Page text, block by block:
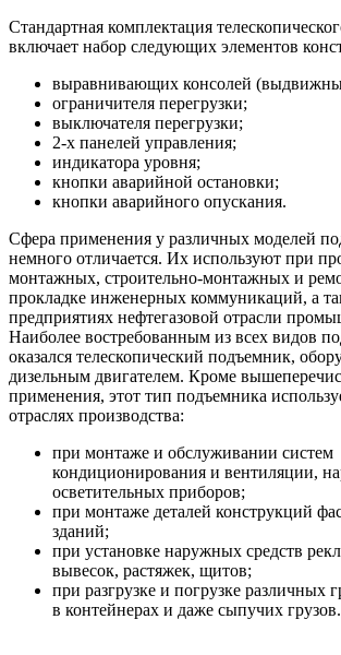
Стандартная комплектация
включает набор следующих элементов
выравнивающих консолей
ограничителя перегрузки;
выключателя перегрузки;
2-х панелей управления;
индикатора уровня;
кнопки аварийной остановки;
кнопки аварийного опускания.
Сфера применения у различных моделей
немного отличается. Их используют при
монтажных, строительно-монтажных и
прокладке инженерных коммуникаций, а
предприятиях нефтегазовой отрасли
Наиболее востребованным из всех видов
оказался телескопический подъемник,
дизельным двигателем. Кроме
применения, этот тип подъемника
отраслях производства:
при монтаже и обслуживании систем
кондиционирования и вентиляции,
осветительных приборов;
при монтаже деталей конструкций
зданий;
при установке наружных средств
вывесок, растяжек, щитов;
при разгрузке и погрузке различных
в контейнерах и даже сыпучих грузов.